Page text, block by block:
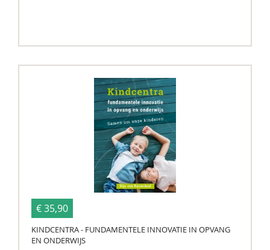
€ 35,90
KINDCENTRA - FUNDAMENTELE INNOVATIE IN OPVANG
EN ONDERWIJS